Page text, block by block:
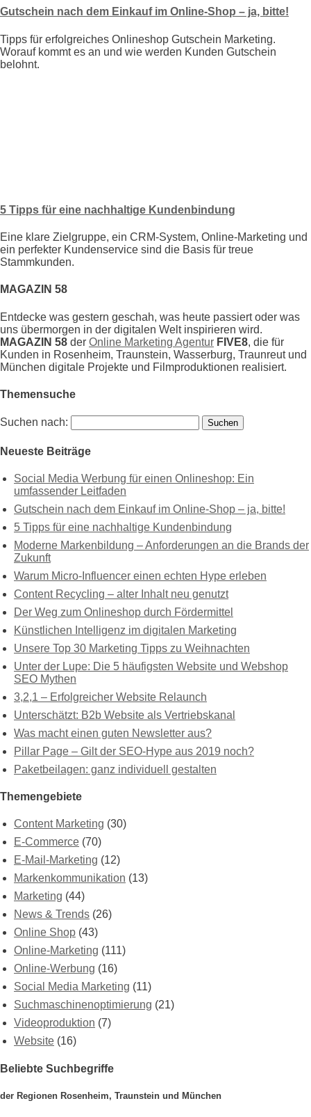
Gutschein nach dem Einkauf im Online-Shop – ja, bitte!
Tipps für erfolgreiches Onlineshop Gutschein Marketing.
Worauf kommt es an und wie werden Kunden Gutschein
belohnt.
5 Tipps für eine nachhaltige Kundenbindung
Eine klare Zielgruppe, ein CRM-System, Online-Marketing und
ein perfekter Kundenservice sind die Basis für treue
Stammkunden.
MAGAZIN 58
Entdecke was gestern geschah, was heute passiert oder was
uns übermorgen in der digitalen Welt inspirieren wird.
MAGAZIN 58 der Online Marketing Agentur FIVE8, die für
Kunden in Rosenheim, Traunstein, Wasserburg, Traunreut und
München digitale Projekte und Filmproduktionen realisiert.
Themensuche
Suchen nach:
Neueste Beiträge
Social Media Werbung für einen Onlineshop: Ein
umfassender Leitfaden
Gutschein nach dem Einkauf im Online-Shop – ja, bitte!
5 Tipps für eine nachhaltige Kundenbindung
Moderne Markenbildung – Anforderungen an die Brands der
Zukunft
Warum Micro-Influencer einen echten Hype erleben
Content Recycling – alter Inhalt neu genutzt
Der Weg zum Onlineshop durch Fördermittel
Künstlichen Intelligenz im digitalen Marketing
Unsere Top 30 Marketing Tipps zu Weihnachten
Unter der Lupe: Die 5 häufigsten Website und Webshop
SEO Mythen
3,2,1 – Erfolgreicher Website Relaunch
Unterschätzt: B2b Website als Vertriebskanal
Was macht einen guten Newsletter aus?
Pillar Page – Gilt der SEO-Hype aus 2019 noch?
Paketbeilagen: ganz individuell gestalten
Themengebiete
Content Marketing (30)
E-Commerce (70)
E-Mail-Marketing (12)
Markenkommunikation (13)
Marketing (44)
News & Trends (26)
Online Shop (43)
Online-Marketing (111)
Online-Werbung (16)
Social Media Marketing (11)
Suchmaschinenoptimierung (21)
Videoproduktion (7)
Website (16)
Beliebte Suchbegriffe
der Regionen Rosenheim, Traunstein und München